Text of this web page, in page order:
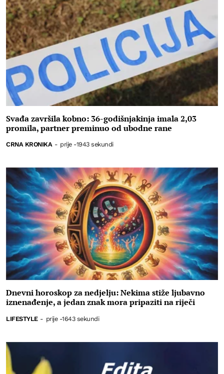
Svađa završila kobno: 36-godišnjakinja imala 2,03
promila, partner preminuo od ubodne rane
CRNA KRONIKA - prije -1943 sekundi
Dnevni horoskop za nedjelju: Nekima stiže ljubavno
iznenađenje, a jedan znak mora pripaziti na riječi
LIFESTYLE - prije -1643 sekundi